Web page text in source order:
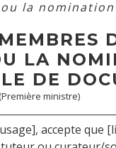
la
LA
DE
ministre)
accepte que